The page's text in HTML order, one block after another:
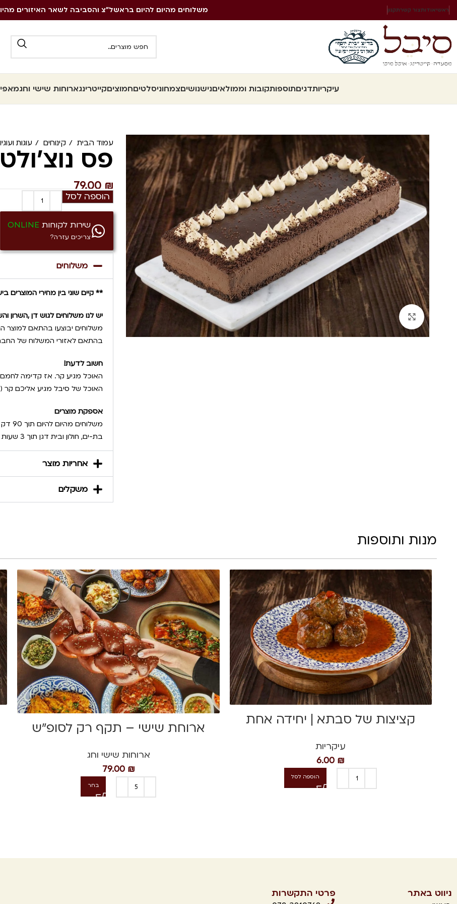
ראשיאודותצור קשרתקנון משלוחים מהיום להיום בראשל״צ והסביבה לשאר האיזורים
עיקריותדגיםתוספותקובות וממולאיםנישנושיםצמחוניסלטיםחמוציםקייטרינגארוחות שישי וחג
Click to enlarge
עמוד הבית קינוחים עוגות
פס
79.00₪
הוספה לסל
שירות לקוחות ONLINE
צריכים עזרה?
משלוחים
** קיים שוני בין מחירי
יש לנו משלוחים לגוש דן ,השרון
משלוחים יבוצעו בהתאם למוצר
בהתאם לאזורי המשלוח של
חשוב לדעת!
האוכל מגיע קר. אז קדימה
האוכל של סיבל מגיע אליכם
אספקת מוצרים
בת-ים, חולון ובית דגן תוך 3 שעות בלבד, לכל שאר האזורים ניתן להזמין מהיום למחר.
אחריות מוצר
משקלים
מנות ותוספות
קציצות של סבתא | יחידה אחת
עיקריות
6.00 ₪
הוספה לסל
ארוחת שישי – תקף רק לסופ"ש
ארוחות שישי וחג
79.00 ₪
בחר
ניווט באתר פרטי התקשרות